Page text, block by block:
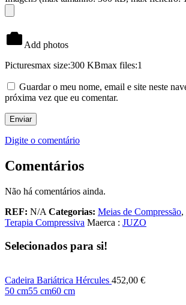
Add photos
Picturesmax size:300 KBmax files:1
Guardar o meu nome, email e site neste
próxima vez que eu comentar.
Digite o comentário
Comentários
Não há comentários ainda.
REF: N/A Categorias: Meias de Compressão,
Terapia Compressiva Maerca : JUZO
Selecionados para si!
Cadeira Bariátrica Hércules 452,00 €
50 cm55 cm60 cm